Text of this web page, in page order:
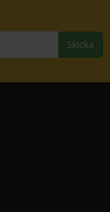
Skicka